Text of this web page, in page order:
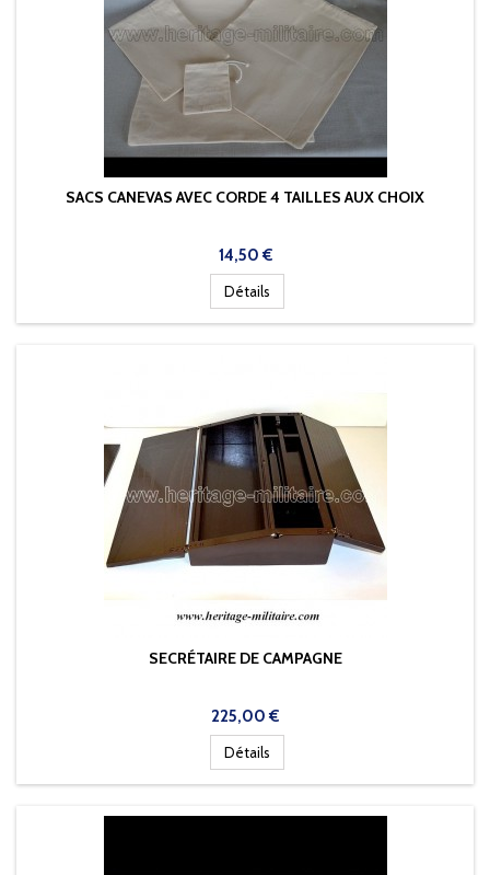
SACS CANEVAS AVEC CORDE 4 TAILLES AUX CHOIX
Prix
14,50 €
Détails
SECRÉTAIRE DE CAMPAGNE
Prix
225,00 €
Détails